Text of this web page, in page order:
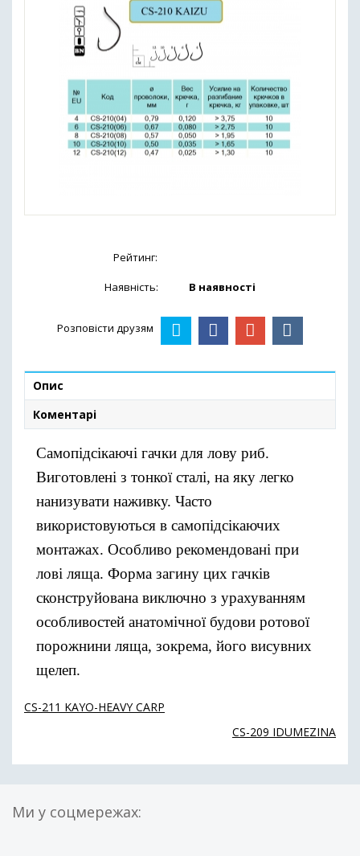
Рейтинг:
Наявність: В наявності
Розповісти друзям
Опис
Коментарі
Самопідсікаючі гачки для лову риб.
Виготовлені з тонкої сталі, на яку легко
нанизувати наживку. Часто
використовуються в самопідсікаючих
монтажах. Особливо рекомендовані при
лові ляща. Форма загину цих гачків
сконструйована виключно з урахуванням
особливостей анатомічної будови ротової
порожнини ляща, зокрема, його висувних
щелеп.
CS-211 KAYO-HEAVY CARP
CS-209 IDUMEZINA
Ми у соцмережах: